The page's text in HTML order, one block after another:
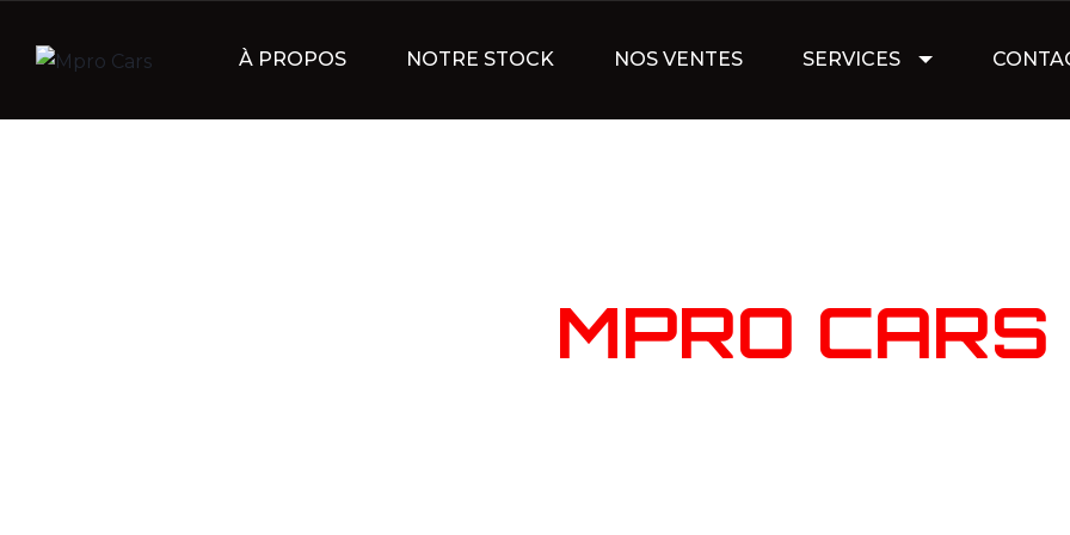
À PROPOS NOTRE STOCK NOS VENTES SERVICES
MPRO CARS